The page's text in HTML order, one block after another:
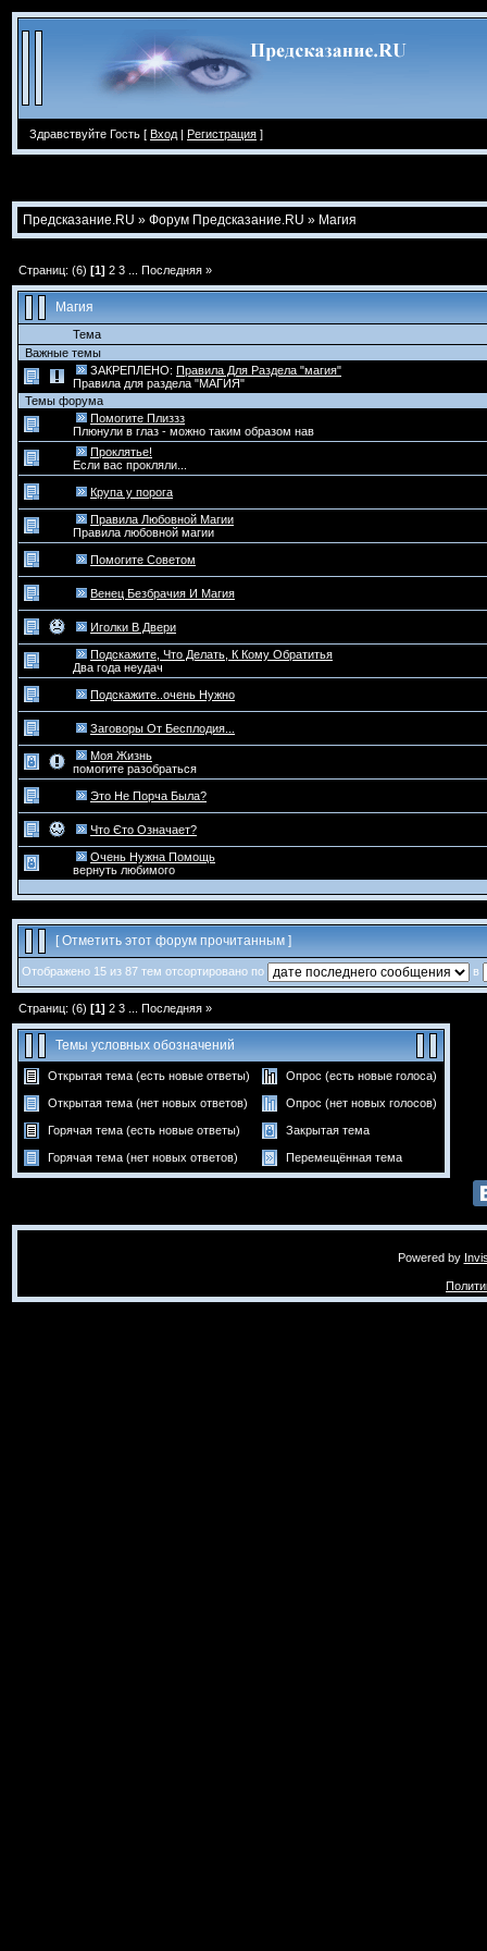
Здравствуйте Гость [ Вход | Регистрация ]
Предсказание.RU » Форум Предсказание.RU » Магия
Страниц: (6) [1] 2 3 Последняя »
Магия
Тема
Важные темы
ЗАКРЕПЛЕНО: Правила Для Раздела "магия"
Правила для раздела "МАГИЯ"
Темы форума
Помогите Плиззз
Плюнули в глаз - можно таким образом нав
Проклятье!
Если вас прокляли...
Крупа у порога
Правила Любовной Магии
Правила любовной магии
Помогите Советом
Венец Безбрачия И Магия
Иголки В Двери
Подскажите, Что Делать, К Кому Обратитья
Два года неудач
Подскажите..очень Нужно
Заговоры От Бесплодия...
Моя Жизнь
помогите разобраться
Это Не Порча Была?
Что Єто Означает?
Очень Нужна Помощь
вернуть любимого
[Отметить этот форум прочитанным ]
Отображено 15 из 87 тем отсортировано по в
Страниц: (6) [1] 2 3 Последняя »
Темы условных обозначений
Открытая тема (есть новые ответы) Опрос (есть новые голоса)
Открытая тема (нет новых ответов) Опрос (нет новых голосов)
Горячая тема (есть новые ответы) Закрытая тема
Горячая тема (нет новых ответов) Перемещённая тема
Powered by